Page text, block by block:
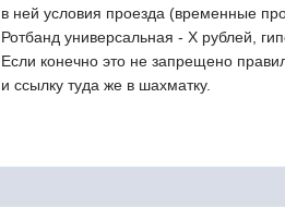
в ней условия проезда (временные
Ротбанд универсальная - Х рублей,
Если конечно это не запрещено
и ссылку туда же в шахматку.